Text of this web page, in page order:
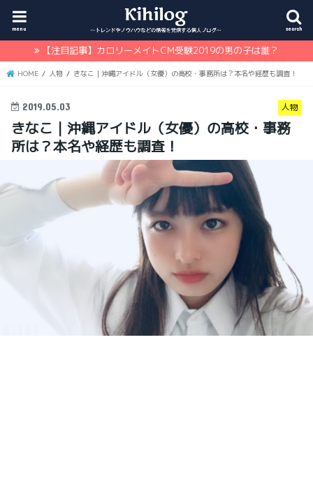
search
menu
【注目記事】カロリーメイトCM受験2019の男の子は誰？
HOME 人物 きなこ｜沖縄アイドル（女優）の高校・事務所は？本名や経歴も調査！
人物
2019.05.03
きなこ｜沖縄アイドル（女優）の高校・事務
所は？本名や経歴も調査！